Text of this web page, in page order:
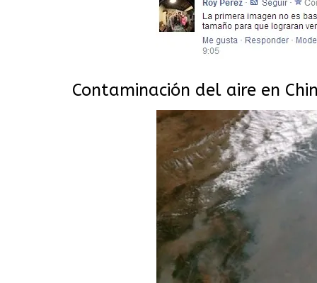
Contaminación del aire en